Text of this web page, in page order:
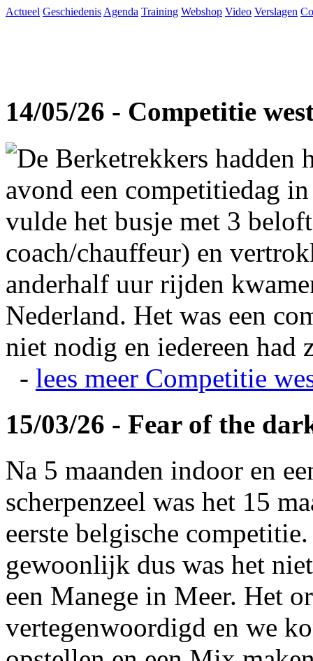
Actueel Geschiedenis Agenda Training Webshop Video Verslagen
14/05/26 - Competitie
De Berketrekkers hadden
avond een competitiedag
vulde het busje met 3
coach/chauffeur) en
anderhalf uur rijden
Nederland. Het was een
niet nodig en iedereen
- lees meer Competitie
15/03/26 - Fear of the
Na 5 maanden indoor en
scherpenzeel was het 15
eerste belgische
gewoonlijk dus was het
een Manege in Meer. Het
vertegenwoordigd en we